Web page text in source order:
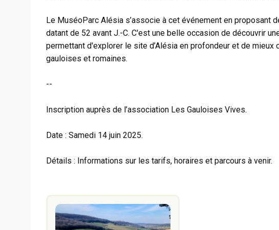
Le MuséoParc Alésia s’associe à cet événement en proposant
datant de 52 avant J.-C. C'est une belle occasion de découvrir
permettant d'explorer le site d’Alésia en profondeur et de
gauloises et romaines.
--
Inscription auprès de l’association Les Gauloises Vives.
Date : Samedi 14 juin 2025.
Détails : Informations sur les tarifs, horaires et parcours à venir.